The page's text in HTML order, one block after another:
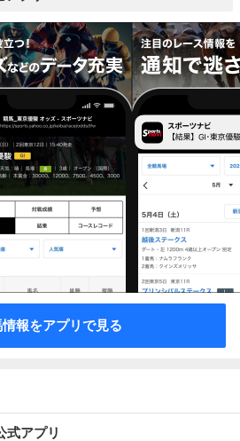
報をアプリで見る
式アプリ